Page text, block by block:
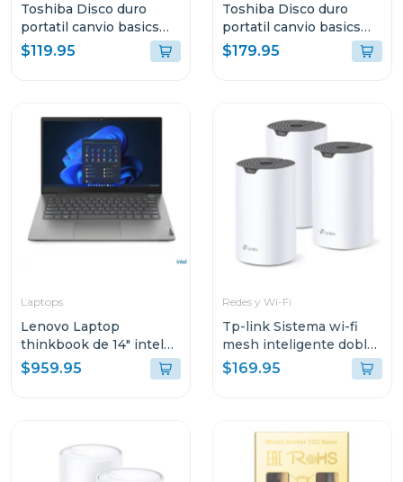
Toshiba Disco duro
portatil canvio basics
hdd de 2tb hdtb520xk
$119.95
Toshiba Disco duro
portatil canvio basics
hdd de 4tb hdtb540xk
$179.95
Laptops
Lenovo Laptop
thinkbook de 14" intel
core i7 512GB SSD
21DH00M8GJ
$959.95
Redes y Wi-Fi
Tp-link Sistema wi-fi
mesh inteligente doble
banda a1900 3 pack
$169.95